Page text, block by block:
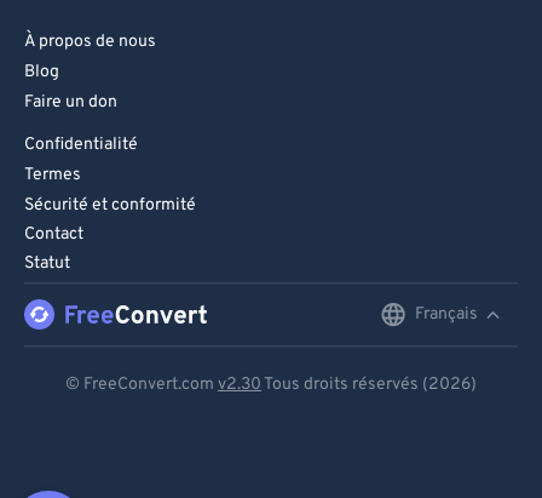
À propos de nous
Blog
Faire un don
Confidentialité
Termes
Sécurité et conformité
Contact
Statut
Français
© FreeConvert.com v2.30 Tous droits réservés (2026)